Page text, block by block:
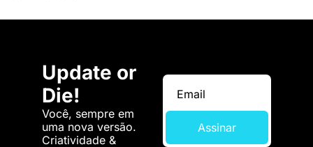
Update or
Die!
Você, sempre em
uma nova versão.
Criatividade &
Assinar